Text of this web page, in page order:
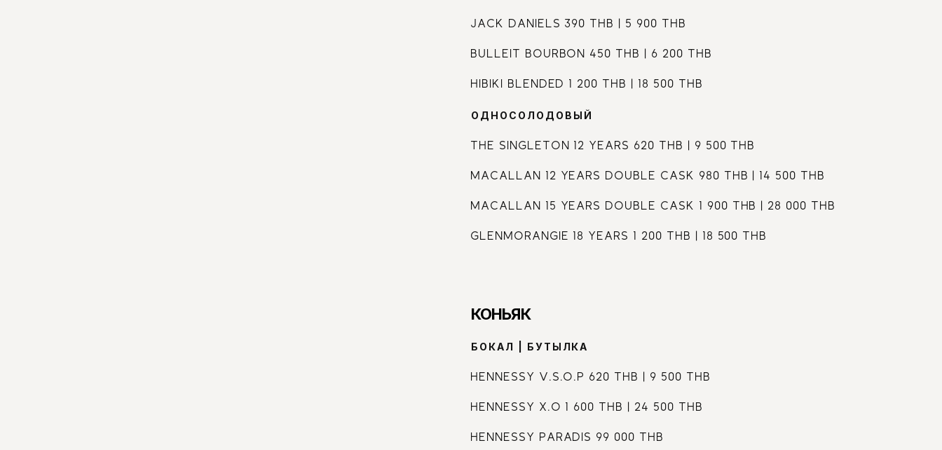
JACK DANIELS 390 THB | 5 900 THB
BULLEIT BOURBON 450 THB | 6 200 THB
HIBIKI BLENDED 1 200 THB | 18 500 THB
ОДНОСОЛОДОВЫЙ
THE SINGLETON 12 YEARS 620 THB | 9 500 THB
MACALLAN 12 YEARS DOUBLE CASK 980 THB | 14 500 THB
MACALLAN 15 YEARS DOUBLE CASK 1 900 THB | 28 000 THB
GLENMORANGIE 18 YEARS 1 200 THB | 18 500 THB
КОНЬЯК
БОКАЛ | БУТЫЛКА
HENNESSY V.S.O.P 620 THB | 9 500 THB
HENNESSY X.O 1 600 THB | 24 500 THB
HENNESSY PARADIS 99 000 THB